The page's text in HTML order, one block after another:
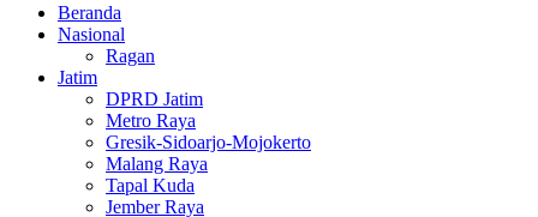
Beranda
Nasional
Ragan
Jatim
DPRD Jatim
Metro Raya
Gresik-Sidoarjo-Mojokerto
Malang Raya
Tapal Kuda
Jember Raya